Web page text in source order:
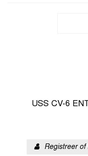
USS CV-6
Registreer of